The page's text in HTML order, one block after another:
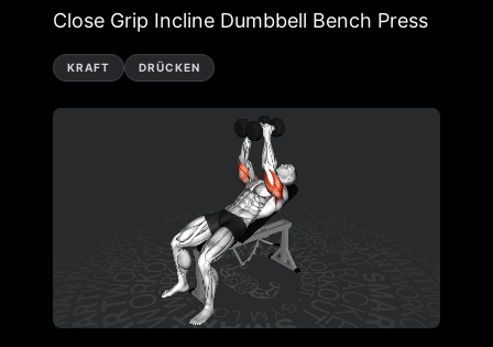
Close Grip Incline Dumbbell Bench Press
KRAFT DRÜCKEN